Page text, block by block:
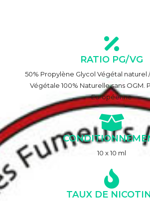
RATIO PG/VG
50% Propylène Glycol Végétal naturel
Végétale 100% Naturelle sans OGM.
Européenne
10 x 10 ml
TAUX DE